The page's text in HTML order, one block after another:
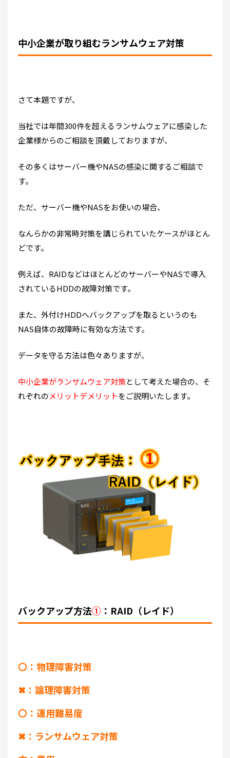
中小企業が取り組むランサムウェア対策
さて本題ですが、
当社では年間300件を超えるランサムウェアに感染した
企業様からのご相談を頂戴しておりますが、
その多くはサーバー機やNASの感染に関するご相談で
す。
ただ、サーバー機やNASをお使いの場合、
なんらかの非常時対策を講じられていたケースがほとん
どです。
例えば、RAIDなどはほとんどのサーバーやNASで導入
されているHDDの故障対策です。
また、外付けHDDへバックアップを取るというのも
NAS自体の故障時に有効な方法です。
データを守る方法は色々ありますが、
中小企業がランサムウェア対策として考えた場合の、そ
れぞれのメリットデメリットをご説明いたします。
バックアップ方法① ：RAID（レイド）
〇：物理障害対策
✖：論理障害対策
〇：運用難易度
✖：ランサムウェア対策